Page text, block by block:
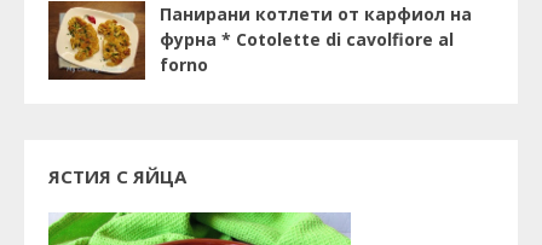
Панирани котлети от карфиол на
фурна * Cotolette di cavolfiore al
forno
ЯСТИЯ С ЯЙЦА